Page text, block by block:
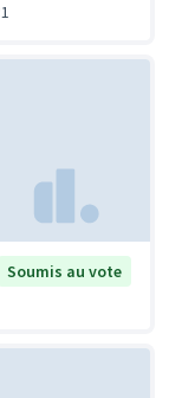
1
Soumis au vote